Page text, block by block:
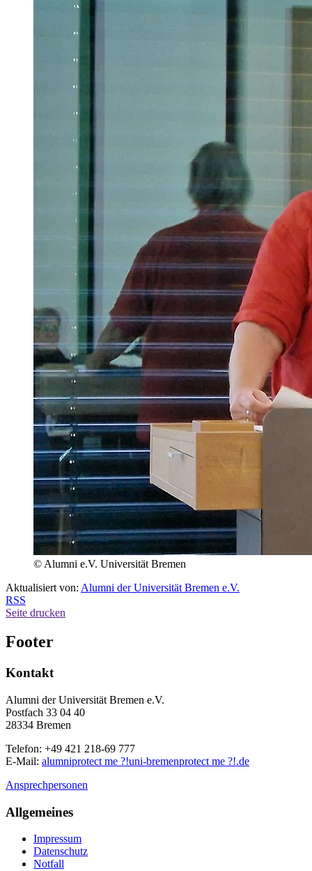
© Alumni e.V. Universität Bremen
Aktualisiert von: Alumni der Universität Bremen e.V.
RSS
Seite drucken
Footer
Kontakt
Alumni der Universität Bremen e.V.
Postfach 33 04 40
28334 Bremen
Telefon: +49 421 218-69 777
E-Mail: alumniprotect me ?!uni-bremenprotect me ?!.de
Ansprechpersonen
Allgemeines
Impressum
Datenschutz
Notfall